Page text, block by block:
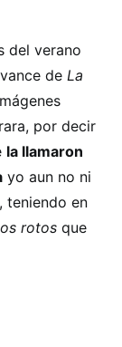
del verano
de La
por decir
la llamaron
yo aun no ni
teniendo en
rotos que